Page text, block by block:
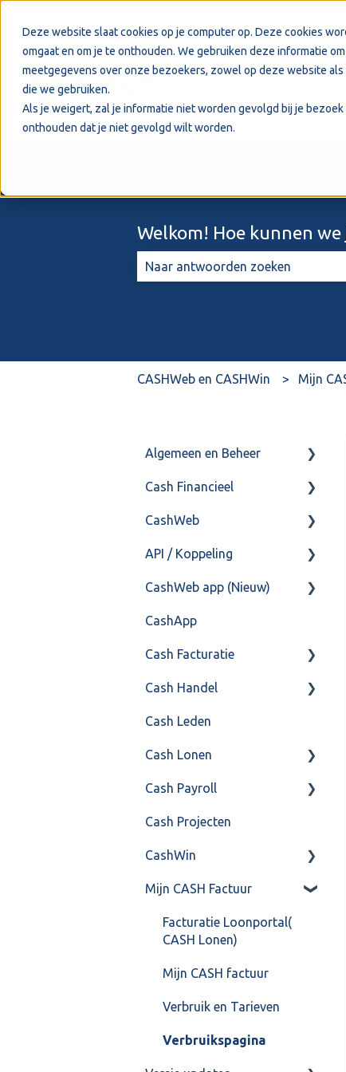
Deze website slaat cookies op je computer op. Deze cookies
omgaat en om je te onthouden. We gebruiken deze informatie
meetgegevens over onze bezoekers, zowel op deze website als
die we gebruiken.
Als je weigert, zal je informatie niet worden gevolgd bij je
onthouden dat je niet gevolgd wilt worden.
Welkom! Hoe kunnen we
CASHWeb en CASHWin Mijn
Algemeen en Beheer
Bank(koppeling)
Import/Export
Postbus
Training & Consultancy
Overig
Cash Financieel
Boekhoud
Fiscaal
Overig
CashWeb
CashHero Layout
Mailen vanuit CASHWeb
Algemeen gebruik
API / Koppeling
Algemeen
Api 3.0 (SOAP API)
API 4.0 (REST API)
CashWeb app (Nieuw)
Veel gestelde vragen
CashApp
Cash Facturatie
Factureren
Instellingen
Algemeen
Formulierlayout
Cash Handel
Inkoop
Verkoop
Voorraad
Overig
VoorraadService &
Cash Leden
Cash Lonen
Algemeen
Inrichting
Jaarafsluiting
Salarisberekening
Overig
Lonen en overstap naar
Cash Payroll
Aangifte
Algemeen
Basis Training
Berekening
Journaalpost
Cash Projecten
CashWin
Overig
Mijn CASH Factuur
Facturatie Loonportal(
CASH Lonen)
Mijn CASH factuur
Verbruik en Tarieven
Verbruikspagina